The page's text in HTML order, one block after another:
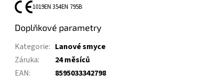
1019EN 354EN 795B
Doplňkové parametry
Kategorie: Lanové smyce
Záruka:
24 měsíců
EAN: 8595033342798